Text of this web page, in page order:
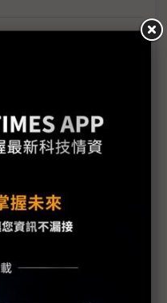
鍵 尚騰看好2H26車市
線 中系電動車4月歐
用車事業的協同發展
對台灣汽車零件產業